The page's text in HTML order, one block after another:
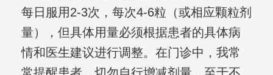
每日服用2-3次，每次4-6粒（或相应颗粒剂
量），但具体用量必须根据患者的具体病
情和医生建议进行调整。在门诊中，我常